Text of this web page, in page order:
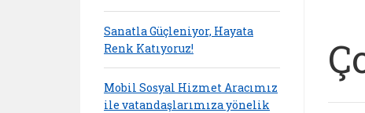
Sanatla Güçleniyor, Hayata
Renk Katıyoruz!
Mobil Sosyal Hizmet Aracımız
ile vatandaşlarımıza yönelik